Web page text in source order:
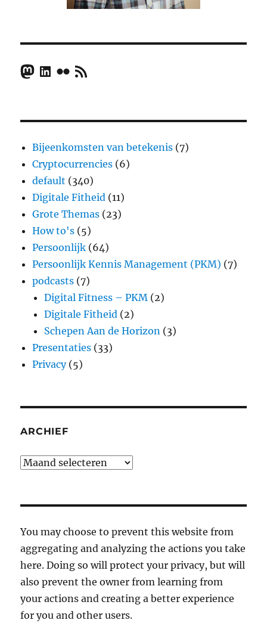
Mastodon
LinkedIn
FlickrRSS Feed
Bijeenkomsten van betekenis (7)
Cryptocurrencies (6)
default (340)
Digitale Fitheid (11)
Grote Themas (23)
How to's (5)
Persoonlijk (64)
Persoonlijk Kennis Management (PKM) (7)
podcasts (7)
Digital Fitness – PKM (2)
Digitale Fitheid (2)
Schepen Aan de Horizon (3)
Presentaties (33)
Privacy(5)
ARCHIEF
Archief
You may choose to prevent this website from
aggregating and analyzing the actions you take
here. Doing so will protect your privacy, but will
also prevent the owner from learning from
your actions and creating a better experience
for you and other users.